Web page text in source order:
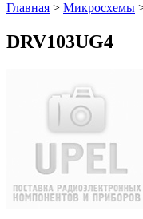
Главная > Микросхемы
DRV103UG4